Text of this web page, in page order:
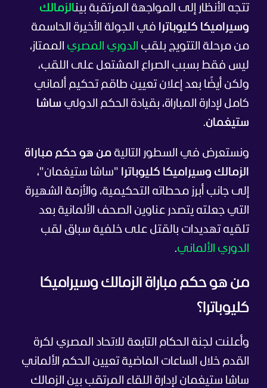
تتجه الأنظار إلى المواجهة المرتقبة بينالزمالك
وسيراميكا كليوباترا
في الجولة الأخيرة الحاسمة
من مرحلة التتويج بلقب الدوري المصري الممتاز،
ليس فقط بسبب الصراع المشتعل على اللقب،
ولكن أيضًا بعد إعلان تعيين طاقم تحكيم ألماني
كامل لإدارة المباراة، بقيادة الحكم الدولي ساشا
ستيغمان.
ونستعرض في السطور التالية من هو حكم مباراة
الزمالك وسيراميكا كليوباترا
"ساشا ستيغمان"،
إلى جانب أبرز محطاته التحكيمية، والأزمة الشهيرة
التي جعلته يتصدر عناوين الصحف الألمانية بعد
تلقيه تهديدات بالقتل على خلفية سباق لقب
الدوري الألماني.
من هو حكم مباراة الزمالك وسيراميكا
كليوباترا؟
وأعلنت لجنة الحكام التابعة للاتحاد المصري لكرة
القدم خلال الساعات الماضية تعيين الحكم الألماني
ساشا ستيغمان لإدارة اللقاء المرتقب بين الزمالك